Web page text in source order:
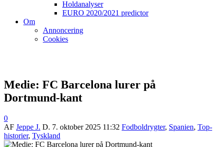
Holdanalyser
EURO 2020/2021 predictor
Om
Annoncering
Cookies
Medie: FC Barcelona lurer på
Dortmund-kant
0
AF Jeppe J. D. 7. oktober 2025 11:32 Fodboldrygter, Spanien, Top-
historier, Tyskland